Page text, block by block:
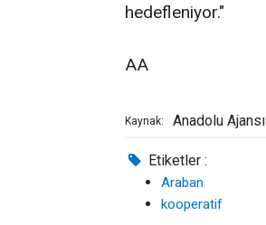
hedefleniyor."
AA
Kaynak: Anadolu Ajansı
Etiketler :
Araban
kooperatif